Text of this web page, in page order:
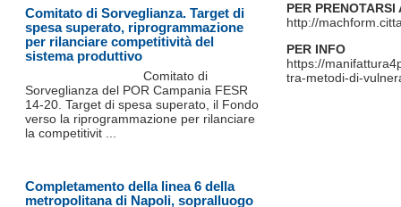
PER
http://
PER INFO
https://
tra-metodi-di-
Comitato di Sorveglianza. Target di
spesa superato, riprogrammazione
per rilanciare competitività del
sistema produttivo
Comitato di
Sorveglianza del POR Campania FESR
14-20. Target di spesa superato, il Fondo
verso la riprogrammazione per rilanciare
la competitivit ...
Completamento della linea 6 della
metropolitana di Napoli, sopralluogo